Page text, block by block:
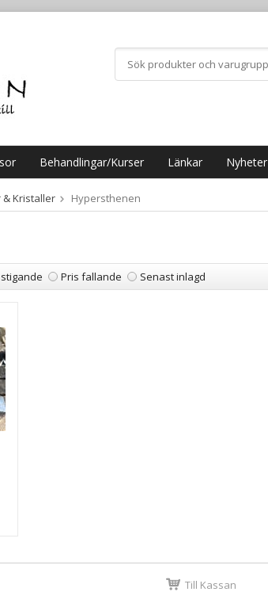
Behandlingar/Kurser Länkar Nyheter
Kristaller Hypersthenen
Pris fallande Senast inlagd
Till Kassan